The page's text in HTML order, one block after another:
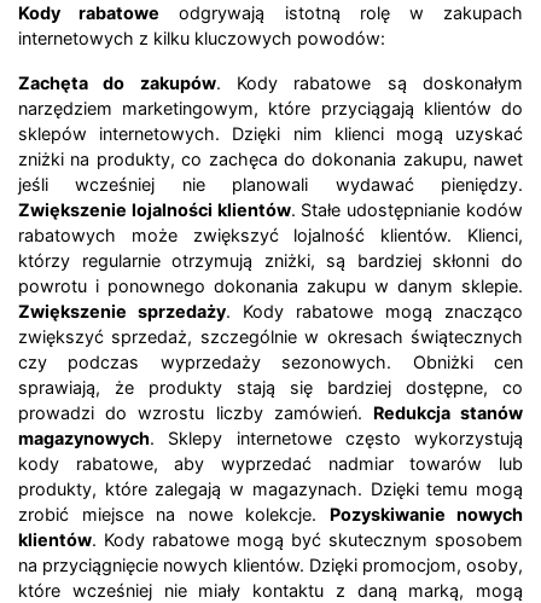
Kody rabatowe odgrywają istotną rolę w zakupach
internetowych z kilku kluczowych powodów:
Zachęta do zakupów. Kody rabatowe są doskonałym
narzędziem marketingowym, które przyciągają klientów do
sklepów internetowych. Dzięki nim klienci mogą uzyskać
zniżki na produkty, co zachęca do dokonania zakupu, nawet
jeśli wcześniej nie planowali wydawać pieniędzy.
Zwiększenie lojalności klientów. Stałe udostępnianie kodów
rabatowych może zwiększyć lojalność klientów. Klienci,
którzy regularnie otrzymują zniżki, są bardziej skłonni do
powrotu i ponownego dokonania zakupu w danym sklepie.
Zwiększenie sprzedaży. Kody rabatowe mogą znacząco
zwiększyć sprzedaż, szczególnie w okresach świątecznych
czy podczas wyprzedaży sezonowych. Obniżki cen
sprawiają, że produkty stają się bardziej dostępne, co
prowadzi do wzrostu liczby zamówień. Redukcja stanów
magazynowych. Sklepy internetowe często wykorzystują
kody rabatowe, aby wyprzedać nadmiar towarów lub
produkty, które zalegają w magazynach. Dzięki temu mogą
zrobić miejsce na nowe kolekcje. Pozyskiwanie nowych
klientów. Kody rabatowe mogą być skutecznym sposobem
na przyciągnięcie nowych klientów. Dzięki promocjom, osoby,
które wcześniej nie miały kontaktu z daną marką, mogą